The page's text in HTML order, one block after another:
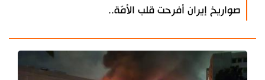
صواريخ إيران أفرحت قلب الأمّة..